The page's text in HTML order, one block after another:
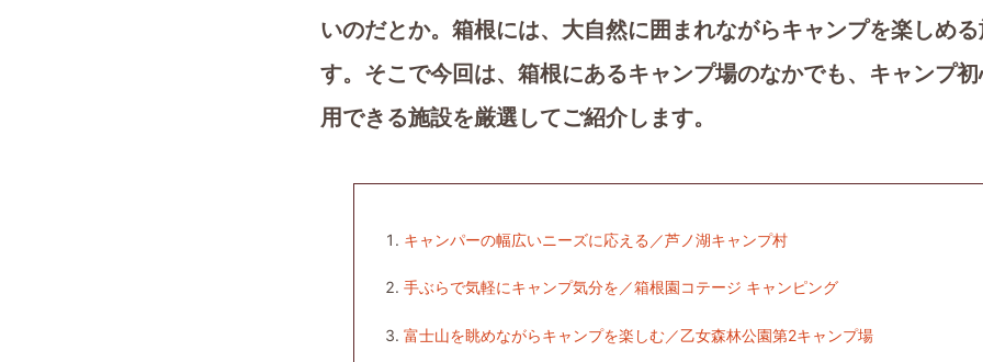
いのだとか。箱根には、大自然に囲まれながらキャンプを楽しめ
す。そこで今回は、箱根にあるキャンプ場のなかでも、キャンプ
用できる施設を厳選してご紹介します。
キャンパーの幅広いニーズに応える／芦ノ湖キャンプ村
手ぶらで気軽にキャンプ気分を／箱根園コテージ キャンピング
富士山を眺めながらキャンプを楽しむ／乙女森林公園第2キャンプ場